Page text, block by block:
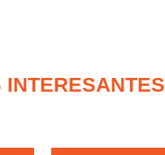
INTERESANTES